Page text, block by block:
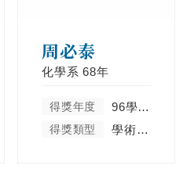
周必泰
化學系 68年
得獎年度 96學年度
得獎類型 學術卓越類